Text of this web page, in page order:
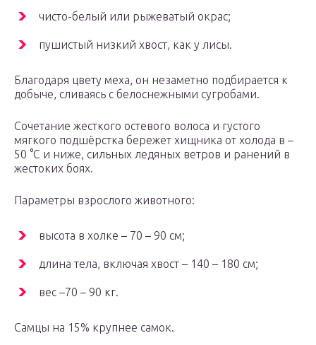
чисто-белый или рыжеватый окрас;
пушистый низкий хвост, как у лисы.
Благодаря цвету меха, он незаметно подбирается к
добыче, сливаясь с белоснежными сугробами.
Сочетание жесткого остевого волоса и густого
мягкого подшёрстка бережет хищника от холода в –
50 °С и ниже, сильных ледяных ветров и ранений в
жестоких боях.
Параметры взрослого животного:
высота в холке – 70 – 90 см;
длина тела, включая хвост – 140 – 180 см;
вес –70 – 90 кг.
Самцы на 15% крупнее самок.